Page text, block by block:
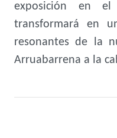
exposición en
transformará en
resonantes de la
Arruabarrena a la